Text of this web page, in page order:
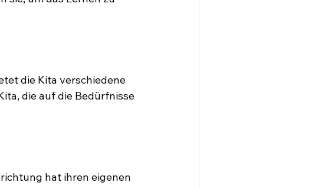
die Kita verschiedene
die auf die Bedürfnisse
hat ihren eigenen